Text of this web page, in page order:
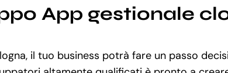
App gestionale
il tuo business potrà fare un passo